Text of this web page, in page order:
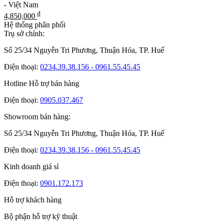
- Việt Nam
4,850,000 ₫
Hệ thống phân phối
Trụ sở chính:
Số 25/34 Nguyễn Tri Phương, Thuận Hóa, TP. Huế
Điện thoại: 0234.39.38.156 - 0961.55.45.45
Hotline Hỗ trợ bán hàng
Điện thoại: 0905.037.467
Showroom bán hàng:
Số 25/34 Nguyễn Tri Phương, Thuận Hóa, TP. Huế
Điện thoại: 0234.39.38.156 - 0961.55.45.45
Kinh doanh giá sỉ
Điện thoại: 0901.172.173
Hỗ trợ khách hàng
Bộ phận hỗ trợ kỹ thuật